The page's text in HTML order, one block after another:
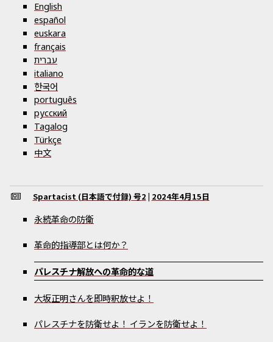
English
español
euskara
français
עברית
italiano
한국어
português
русский
Tagalog
Türkçe
中文
Spartacist (日本語で付録) 号2 | 2024年4月15日
永続革命の防衛
革命的指導部とは何か？
パレスチナ解放への革命的な道
大坂正明さんを即時釈放せよ！
パレスチナを防衛せよ！ イランを防衛せよ！